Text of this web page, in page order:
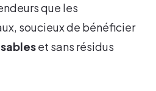
que les
soucieux de bénéficier
et sans résidus